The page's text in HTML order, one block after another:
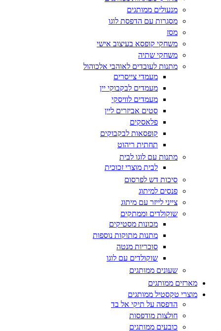
מנעולים ממותגים
מסגרות עם הדפסת לוגו
מסז
משחקי קופסא בעיצוב אישי
משחקי שתיה
מתנות לעובדים לאוהבי אלכוהול
מעמדי צייסרים
מעמדים לבקבוקי יין
מעמדים לוויסקי
סטים אביזרים ליין
פלאסקים
קופסאות לבקבוקים
תחתית ריהוט
מתנות עם לוגו לבית
לבית מוצרי זכוכית
סיכות דש לפרסום
פנסים למיתוג
צייני לייזר עם מיתוג
שוקולדים וממתקים
מכונות מסטיקים
מתנות מתוקות נוספות
סוכריות מנטה
שוקולדים עם לוגו
שעונים ממותגים
מארזים ממותגים
מוצרי טקסטיל ממותגים
הדפסה על תיקי אל בד
חולצות מודפסות
כובעים ממותגים